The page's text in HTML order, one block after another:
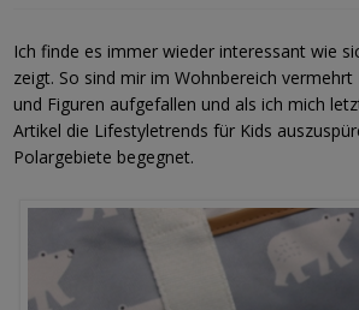
Ich finde es immer wieder interessant wie
zeigt. So sind mir im Wohnbereich
und Figuren aufgefallen und als ich mich
Artikel die Lifestyletrends für Kids
Polargebiete begegnet.